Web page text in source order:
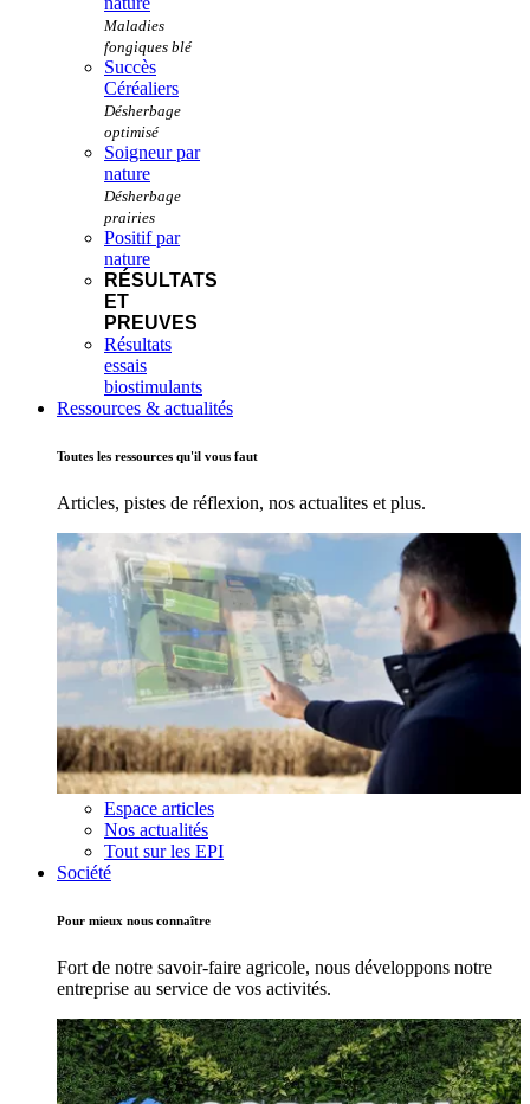
Succès
Céréaliers
Soigneur par
nature
Positif par
nature
RÉSULTATS
ET
PREUVES
Résultats
essais
biostimulants
Ressources & actualités
Toutes les ressources qu'il vous faut
Articles, pistes de réflexion, nos actualites et plus.
Espace articles
Nos actualités
Tout sur les EPI
Société
Pour mieux nous connaître
Fort de notre savoir-faire agricole, nous développons notre
entreprise au service de vos activités.